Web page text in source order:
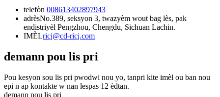
telefòn 008613402897943
adrèsNo.389, seksyon 3, twazyèm wout bag lès, pak
endistriyèl Pengzhou, Chengdu, Sichuan Lachin.
IMÈLricj@cd-ricj.com
demann pou lis pri
Pou kesyon sou lis pri pwodwi nou yo, tanpri kite imèl ou ban nou
epi n ap kontakte w nan lespas 12 èdtan.
demann pou lis pri